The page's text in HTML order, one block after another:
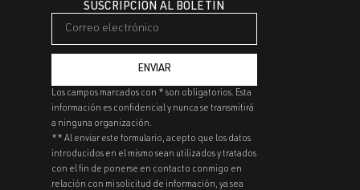
SUSCRIPCIÓN AL BOLETÍN
ENVIAR
Los campos marcados con * son obligatorios. Esta
información es confidencial y nunca se transmitirá
a ninguna organización.
** Al enviar este formulario, acepto que los datos
introducidos en el mismo sean utilizados y tratados
con el fin de ponerse en contacto conmigo en
relación con mi solicitud de información, ya sea